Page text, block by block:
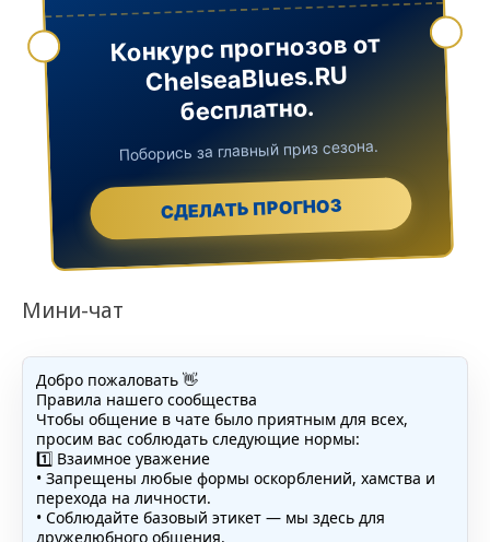
Конкурс прогнозов от
ChelseaBlues.RU
бесплатно.
Поборись за главный приз сезона.
СДЕЛАТЬ ПРОГНОЗ
Мини-чат
Добро пожаловать 👋
Правила нашего сообщества
Чтобы общение в чате было приятным для всех,
просим вас соблюдать следующие нормы:
1️⃣ Взаимное уважение
• Запрещены любые формы оскорблений, хамства и
перехода на личности.
• Соблюдайте базовый этикет — мы здесь для
дружелюбного общения.